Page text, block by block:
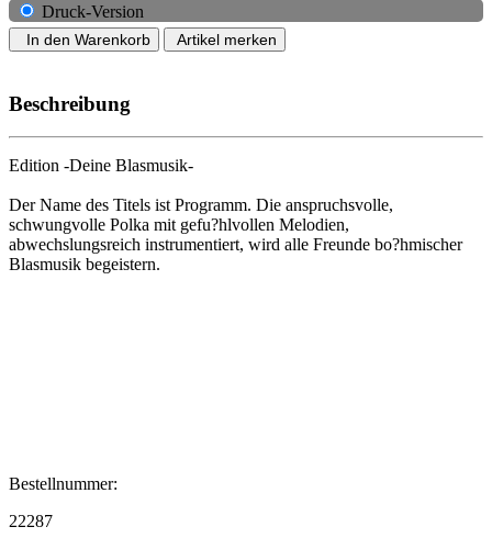
Druck-Version
In den Warenkorb Artikel merken
Beschreibung
Edition -Deine Blasmusik-
Der Name des Titels ist Programm. Die anspruchsvolle,
schwungvolle Polka mit gefu?hlvollen Melodien,
abwechslungsreich instrumentiert, wird alle Freunde bo?hmischer
Blasmusik begeistern.
Bestellnummer:
22287